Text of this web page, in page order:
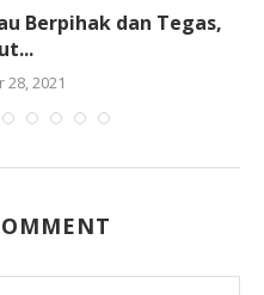
Berpihak dan Tegas,
2021